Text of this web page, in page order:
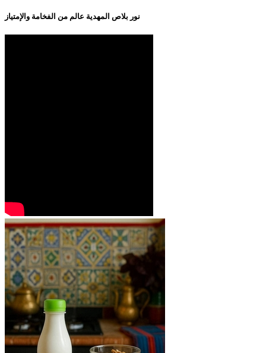
نور بلاص المهدية عالم من الفخامة والإمتياز